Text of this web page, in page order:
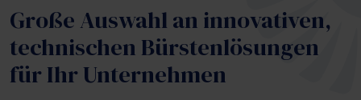
Große Auswahl an innovativen,
technischen Bürstenlösungen
für Ihr Unternehmen